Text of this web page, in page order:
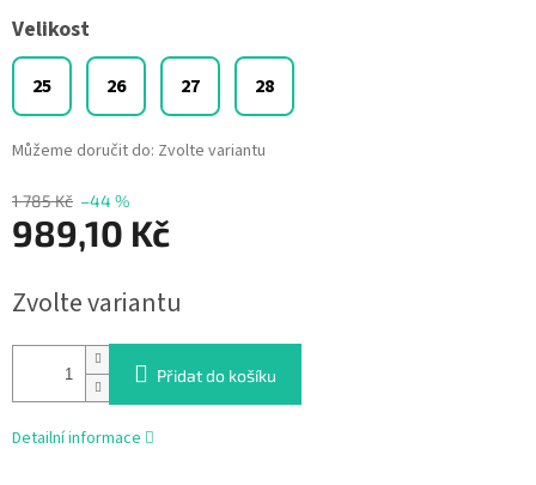
1 785 Kč –44 %
989,10 Kč
cena:
Zvolte variantu
Velikost
25 26 27 28
Můžeme doručit do: Zvolte variantu
Přidat do košíku
Detailní informace